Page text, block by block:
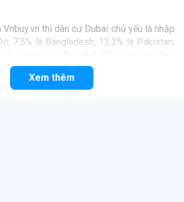
thì dân cư Dubai chủ yếu là nhập
7,5% là Bangladesh, 13,3% là Pakistan,
lớn là Hindu, Kito, Bahai, Phật giáo,
Xem thêm